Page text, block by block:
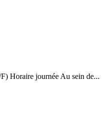
Horaire journée Au sein de...